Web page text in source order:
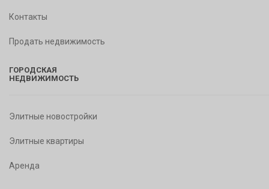
Контакты
Продать недвижимость
ГОРОДСКАЯ
НЕДВИЖИМОСТЬ
Элитные новостройки
Элитные квартиры
Аренда